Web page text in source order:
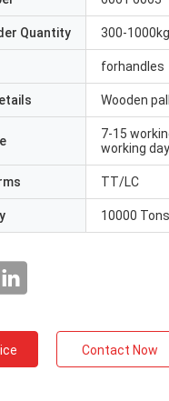
Quantity 300-
forhandles
Wooden
7-15
working
TT/LC
10000
Contact Now